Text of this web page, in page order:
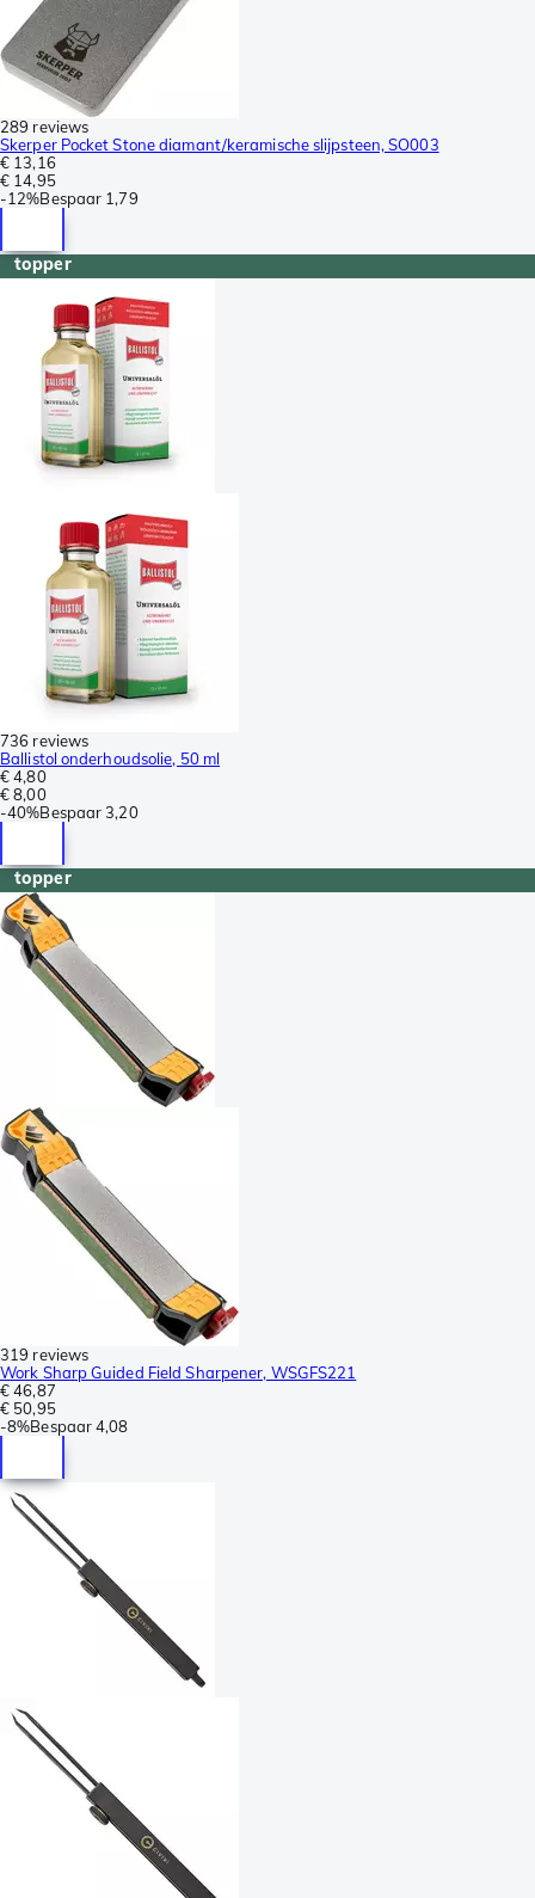
289 reviews
Skerper Pocket Stone diamant/keramische slijpsteen, SO003
€ 13,16
€ 14,95
-12%Bespaar 1,79
topper
736 reviews
Ballistol onderhoudsolie, 50 ml
€ 4,80
€ 8,00
-40%Bespaar 3,20
topper
319 reviews
Work Sharp Guided Field Sharpener, WSGFS221
€ 46,87
€ 50,95
-8%Bespaar4,08